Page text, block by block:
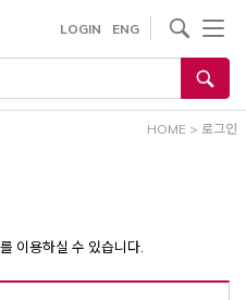
LOGIN ENG
HOME > 로그인
이용하실 수 있습니다.